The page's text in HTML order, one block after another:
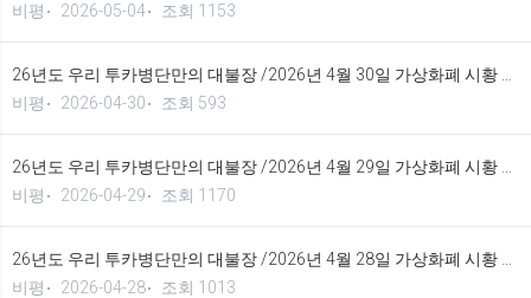
비평
2026-05-04 조회 1153
비평
2026-04-30 조회 593
비평
2026-04-29 조회 1170
비평
2026-04-28 조회 1013